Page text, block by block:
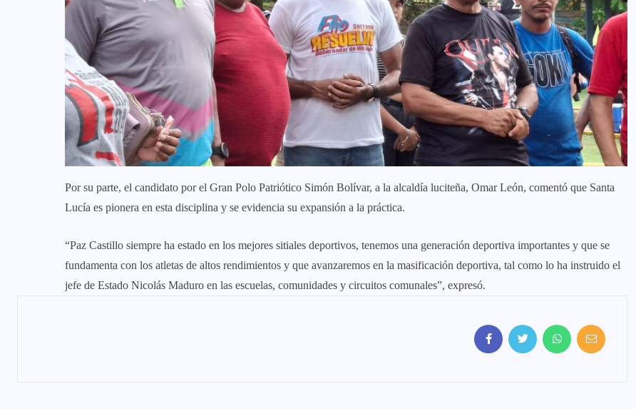
Por su parte, el candidato por el Gran Polo Patriótico Simón Bolívar, a la alcaldía luciteña, Omar León, comentó que Santa
Lucía es pionera en esta disciplina y se evidencia su expansión a la práctica.
“Paz Castillo siempre ha estado en los mejores sitiales deportivos, tenemos una generación deportiva importantes y que se
fundamenta con los atletas de altos rendimientos y que avanzaremos en la masificación deportiva, tal como lo ha instruido el
jefe de Estado Nicolás Maduro en las escuelas, comunidades y circuitos comunales”, expresó.